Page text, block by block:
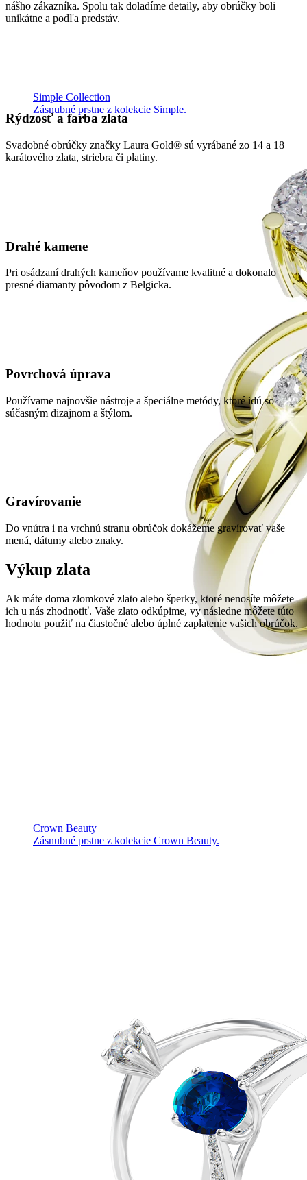
Simple Collection
Zásnubné prstne z kolekcie Simple.
Crown Beauty
Zásnubné prstne z kolekcie Crown Beauty.
nášho zákazníka. Spolu tak doladíme detaily, aby obrúčky boli
unikátne a podľa predstáv.
Rýdzosť a farba zlata
Svadobné obrúčky značky Laura Gold® sú vyrábané zo 14 a 18
karátového zlata, striebra či platiny.
Drahé kamene
Pri osádzaní drahých kameňov používame kvalitné a dokonalo
presné diamanty pôvodom z Belgicka.
Povrchová úprava
Používame najnovšie nástroje a špeciálne metódy, ktoré idú so
súčasným dizajnom a štýlom.
Gravírovanie
Do vnútra i na vrchnú stranu obrúčok dokážeme gravírovať vaše
mená, dátumy alebo znaky.
Výkup zlata
Ak máte doma zlomkové zlato alebo šperky, ktoré nenosíte môžete
ich u nás zhodnotiť. Vaše zlato odkúpime, vy následne môžete túto
hodnotu použiť na čiastočné alebo úplné zaplatenie vašich obrúčok.